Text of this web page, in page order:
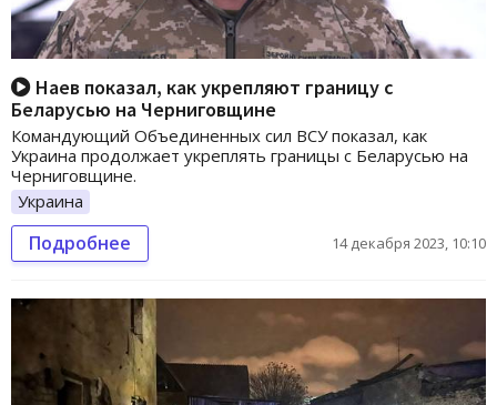
Наев показал, как укрепляют границу с
Беларусью на Черниговщине
Командующий Объединенных сил ВСУ показал, как
Украина продолжает укреплять границы с Беларусью на
Черниговщине.
Украина
Подробнее 14 декабря 2023, 10:10